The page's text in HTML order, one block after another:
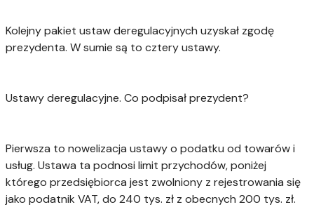
Kolejny pakiet ustaw deregulacyjnych uzyskał zgodę
prezydenta. W sumie są to cztery ustawy.
Ustawy deregulacyjne. Co podpisał prezydent?
Pierwsza to nowelizacja ustawy o podatku od towarów i
usług. Ustawa ta podnosi limit przychodów, poniżej
którego przedsiębiorca jest zwolniony z rejestrowania się
jako podatnik VAT, do 240 tys. zł z obecnych 200 tys. zł.